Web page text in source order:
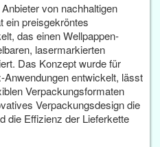
von nachhaltigen
ein preisgekröntes
das einen Wellpappen-
lasermarkierten
Das Konzept wurde für
entwickelt, lässt
Verpackungsformaten
Verpackungsdesign die
die Effizienz der Lieferkette